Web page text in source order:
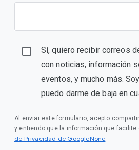
Sí, quiero recibir correos
con noticias, información
eventos, y mucho más.
puedo darme de baja en
Al enviar este formulario, acepto
y entiendo que la información que facilite
de Privacidad de GoogleNone.